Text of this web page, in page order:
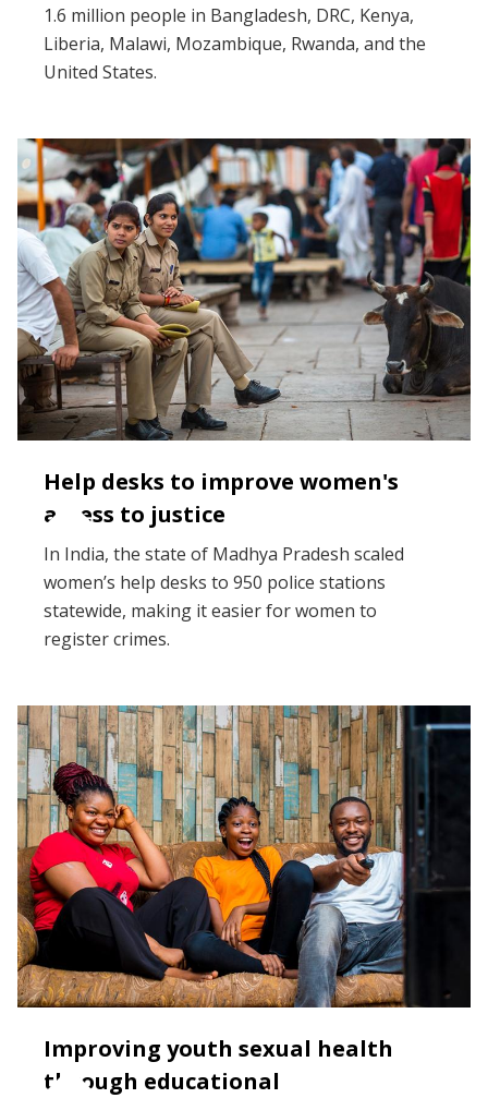
1.6 million people in Bangladesh, DRC, Kenya,
Liberia, Malawi, Mozambique, Rwanda, and the
United States.
Help desks to improve women's
access to justice
In India, the state of Madhya Pradesh scaled
women’s help desks to 950 police stations
statewide, making it easier for women to
register crimes.
Improving youth sexual health
through educational